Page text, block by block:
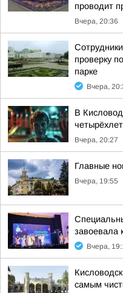
проводит
Вчера, 20:36
проверку
парке
Вчера,
В
Вчера, 20:27
Главные
Вчера, 19:55
завоевала
Вчера,
самым